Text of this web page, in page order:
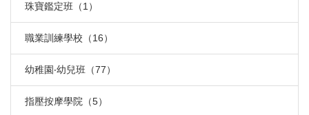
珠寶鑑定班（1）
職業訓練學校（16）
幼稚園‧幼兒班（77）
指壓按摩學院（5）